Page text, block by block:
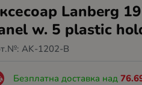
Lanberg
w. 5 plastic
AK-1202-B
Безплатна доставка над